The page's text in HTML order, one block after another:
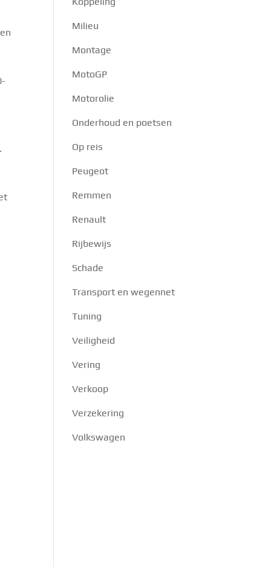
Milieu
Montage
MotoGP
Motorolie
Onderhoud en poetsen
Op reis
Peugeot
Remmen
Renault
Rijbewijs
Schade
Transport en wegennet
Tuning
Veiligheid
Vering
Verkoop
Verzekering
Volkswagen